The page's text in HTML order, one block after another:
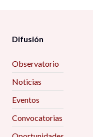
Difusión
Observatorio
Noticias
Eventos
Convocatorias